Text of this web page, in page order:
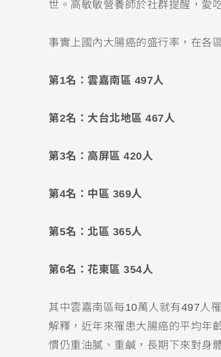
世。高敏敏營養師於社群提醒，愛
事實上國內大腸癌的盛行率，在各
第1名：雲嘉南區 497人
第2名：大台北地區 467人
第3名：高屏區 420人
第4名：中區 369人
第5名：北區 365人
第6名：花東區 354人
其中雲嘉南區每10萬人就有497人
解釋，近年來罹患大腸癌的平均年
慣仍重油膩、重鹹，長期下來對身